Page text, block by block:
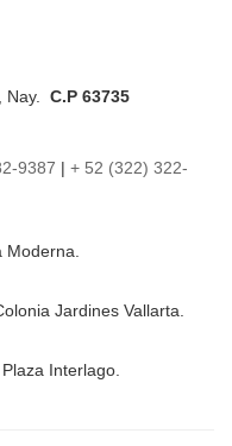
Nay. C.P 63735
9387 | + 52 (322) 322-
Jardines Vallarta.
Interlago.